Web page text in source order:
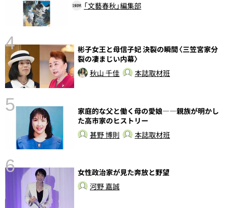
「文藝春秋」編集部
4
彬子女王と母信子妃 決裂の瞬間〈三笠宮家分
裂の凄まじい内幕〉
秋山 千佳
本誌取材班
5
家庭的な父と働く母の愛娘――親族が明かし
た高市家のヒストリー
甚野 博則
本誌取材班
6
女性政治家が見た奔放と野望
河野 嘉誠